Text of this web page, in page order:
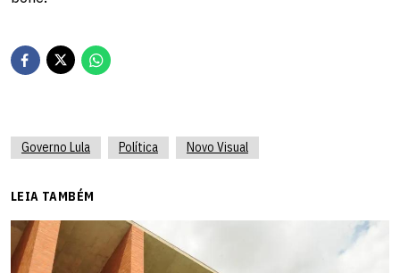
Governo Lula Política Novo Visual
LEIA TAMBÉM